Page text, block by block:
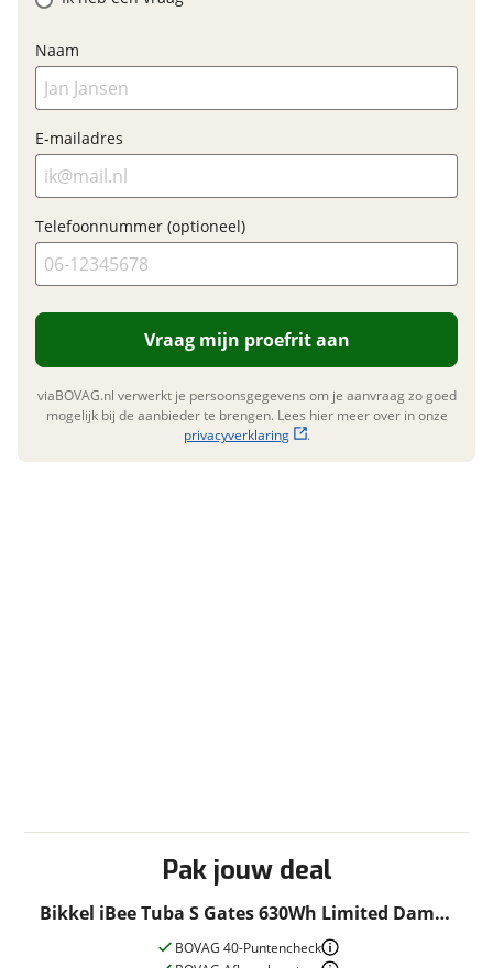
E-bike
Elektrisch?
Financieel
Prijs
BTW/marge
Bijtellingspercentage
7 %
Nieuwprijs
BOVAG Garantie
Fabrieksgarantie van
toepassing
Pak jouw deal
Bikkel iBee Tuba S Gates 630Wh Limited Dames
Dark Blue Mat 49cm 2024
BOVAG 40-Puntencheck
Naam
E-mailadres
Telefoonnummer (optioneel)
Vraag mijn proefrit aan
viaBOVAG.nl verwerkt je persoonsgegevens om je aanvraag zo goed
mogelijk bij de aanbieder te brengen. Lees hier meer over in onze
privacyverklaring
.